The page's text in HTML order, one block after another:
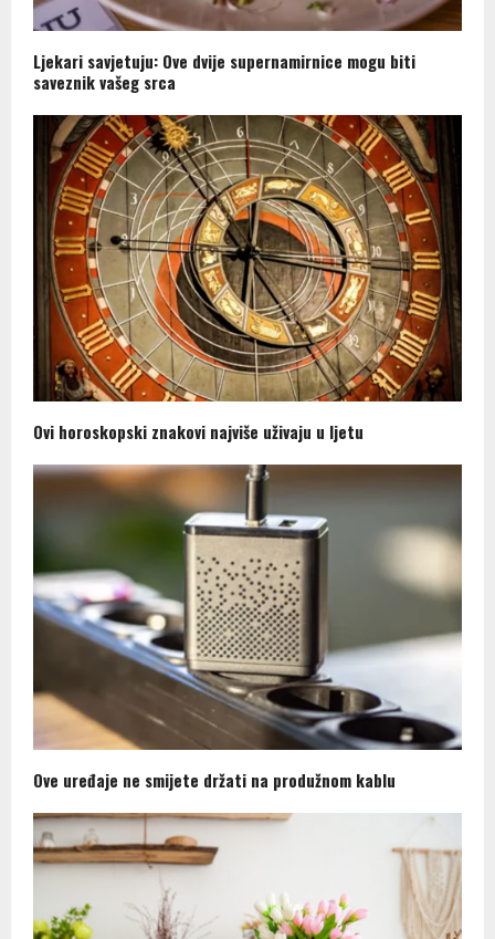
Ljekari savjetuju: Ove dvije supernamirnice mogu biti
saveznik vašeg srca
Ovi horoskopski znakovi najviše uživaju u ljetu
Ove uređaje ne smijete držati na produžnom kablu